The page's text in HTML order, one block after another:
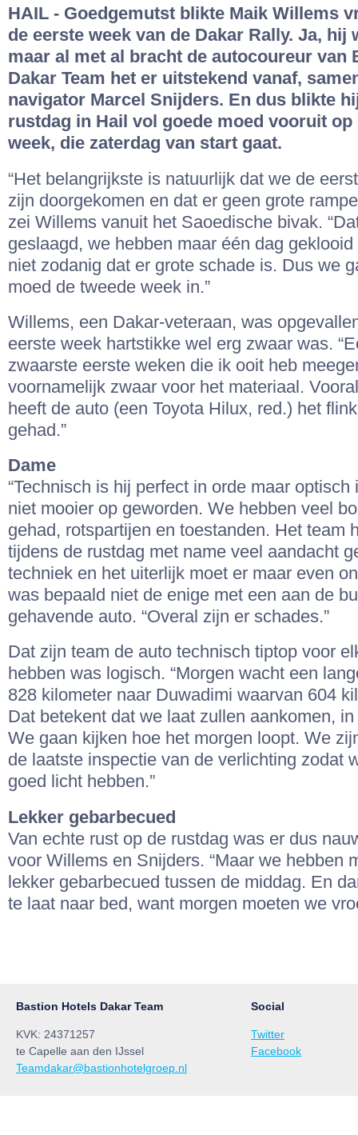
HAIL - Goedgemutst blikte Maik Willems
de eerste week van de Dakar Rally. Ja, hij
maar al met al bracht de autocoureur van
Dakar Team het er uitstekend vanaf,
navigator Marcel Snijders. En dus blikte
rustdag in Hail vol goede moed vooruit op
week, die zaterdag van start gaat.
“Het belangrijkste is natuurlijk dat we de
zijn doorgekomen en dat er geen grote
zei Willems vanuit het Saoedische bivak.
geslaagd, we hebben maar één dag
niet zodanig dat er grote schade is. Dus we
moed de tweede week in.”
Willems, een Dakar-veteraan, was
eerste week hartstikke wel erg zwaar was.
zwaarste eerste weken die ik ooit heb
voornamelijk zwaar voor het materiaal.
heeft de auto (een Toyota Hilux, red.) het
gehad.”
Dame
“Technisch is hij perfect in orde maar optisch
niet mooier op geworden. We hebben veel
gehad, rotspartijen en toestanden. Het team
tijdens de rustdag met name veel aandacht
techniek en het uiterlijk moet er maar even
was bepaald niet de enige met een aan de
gehavende auto. “Overal zijn er schades.”
Dat zijn team de auto technisch tiptop voor
hebben was logisch. “Morgen wacht een
828 kilometer naar Duwadimi waarvan 604
Dat betekent dat we laat zullen aankomen,
We gaan kijken hoe het morgen loopt. We
de laatste inspectie van de verlichting zodat
goed licht hebben.”
Lekker gebarbecued
Van echte rust op de rustdag was er dus
voor Willems en Snijders. “Maar we hebben
lekker gebarbecued tussen de middag. En
te laat naar bed, want morgen moeten we
Bastion Hotels Dakar Team
KVK: 24371257
te Capelle aan den IJssel
Teamdakar@bastionhotelgroep.nl
Social
Twitter
Facebook